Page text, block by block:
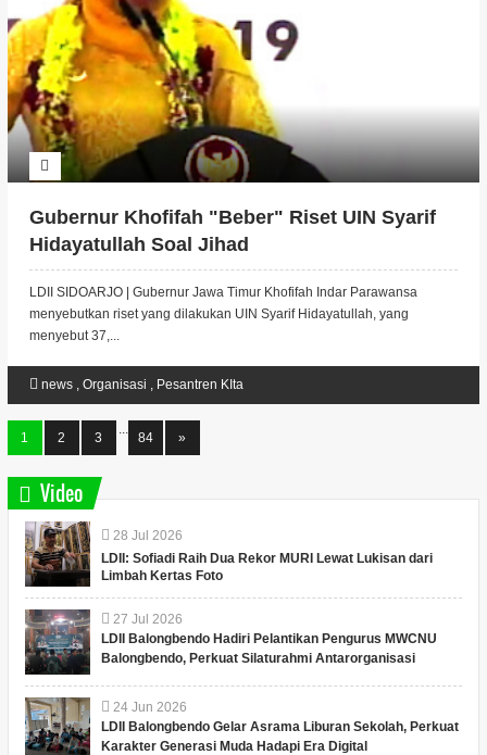
Gubernur Khofifah "Beber" Riset UIN Syarif
Hidayatullah Soal Jihad
LDII SIDOARJO | Gubernur Jawa Timur Khofifah Indar Parawansa
menyebutkan riset yang dilakukan UIN Syarif Hidayatullah, yang
menyebut 37,...
news , Organisasi , Pesantren KIta
1 2 3
...
84 »
Video
28 Jul 2026
LDII: Sofiadi Raih Dua Rekor MURI Lewat Lukisan dari
Limbah Kertas Foto
27 Jul 2026
LDII Balongbendo Hadiri Pelantikan Pengurus MWCNU
Balongbendo, Perkuat Silaturahmi Antarorganisasi
24 Jun 2026
LDII Balongbendo Gelar Asrama Liburan Sekolah, Perkuat
Karakter Generasi Muda Hadapi Era Digital